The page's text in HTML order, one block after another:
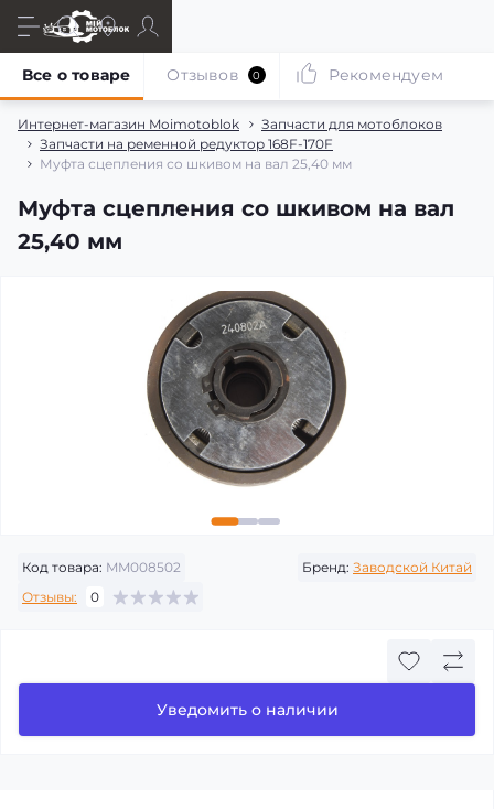
Интернет-магазин Moimotoblok
Запчасти для мотоблоков
Запчасти на ременной редуктор 168F-170F
Муфта сцепления со шкивом на вал 25,40 мм
Муфта сцепления со шкивом на вал
25,40 мм
Все о товаре Отзывов 0 Рекомендуем
Код товара: MM008502 Бренд: Заводской Китай
Отзывы:
0
Уведомить о наличии